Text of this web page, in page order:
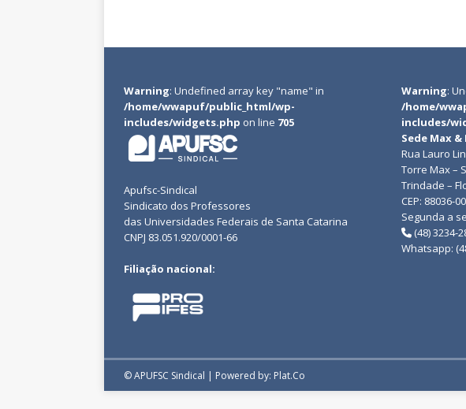
Warning: Undefined array key "name" in
/home/wwapuf/public_html/wp-
includes/widgets.php on line 705
Apufsc-Sindical
Sindicato dos Professores
das Universidades Federais de Santa Catarina
CNPJ 83.051.920/0001-66
Filiação nacional:
Warning:
/home/
includes/
Sede Max &
Rua Lauro
Torre Max –
Trindade –
CEP: 88036-
Segunda a
(48) 3234-
Whatsapp:
© APUFSC Sindical | Powered by: Plat.Co